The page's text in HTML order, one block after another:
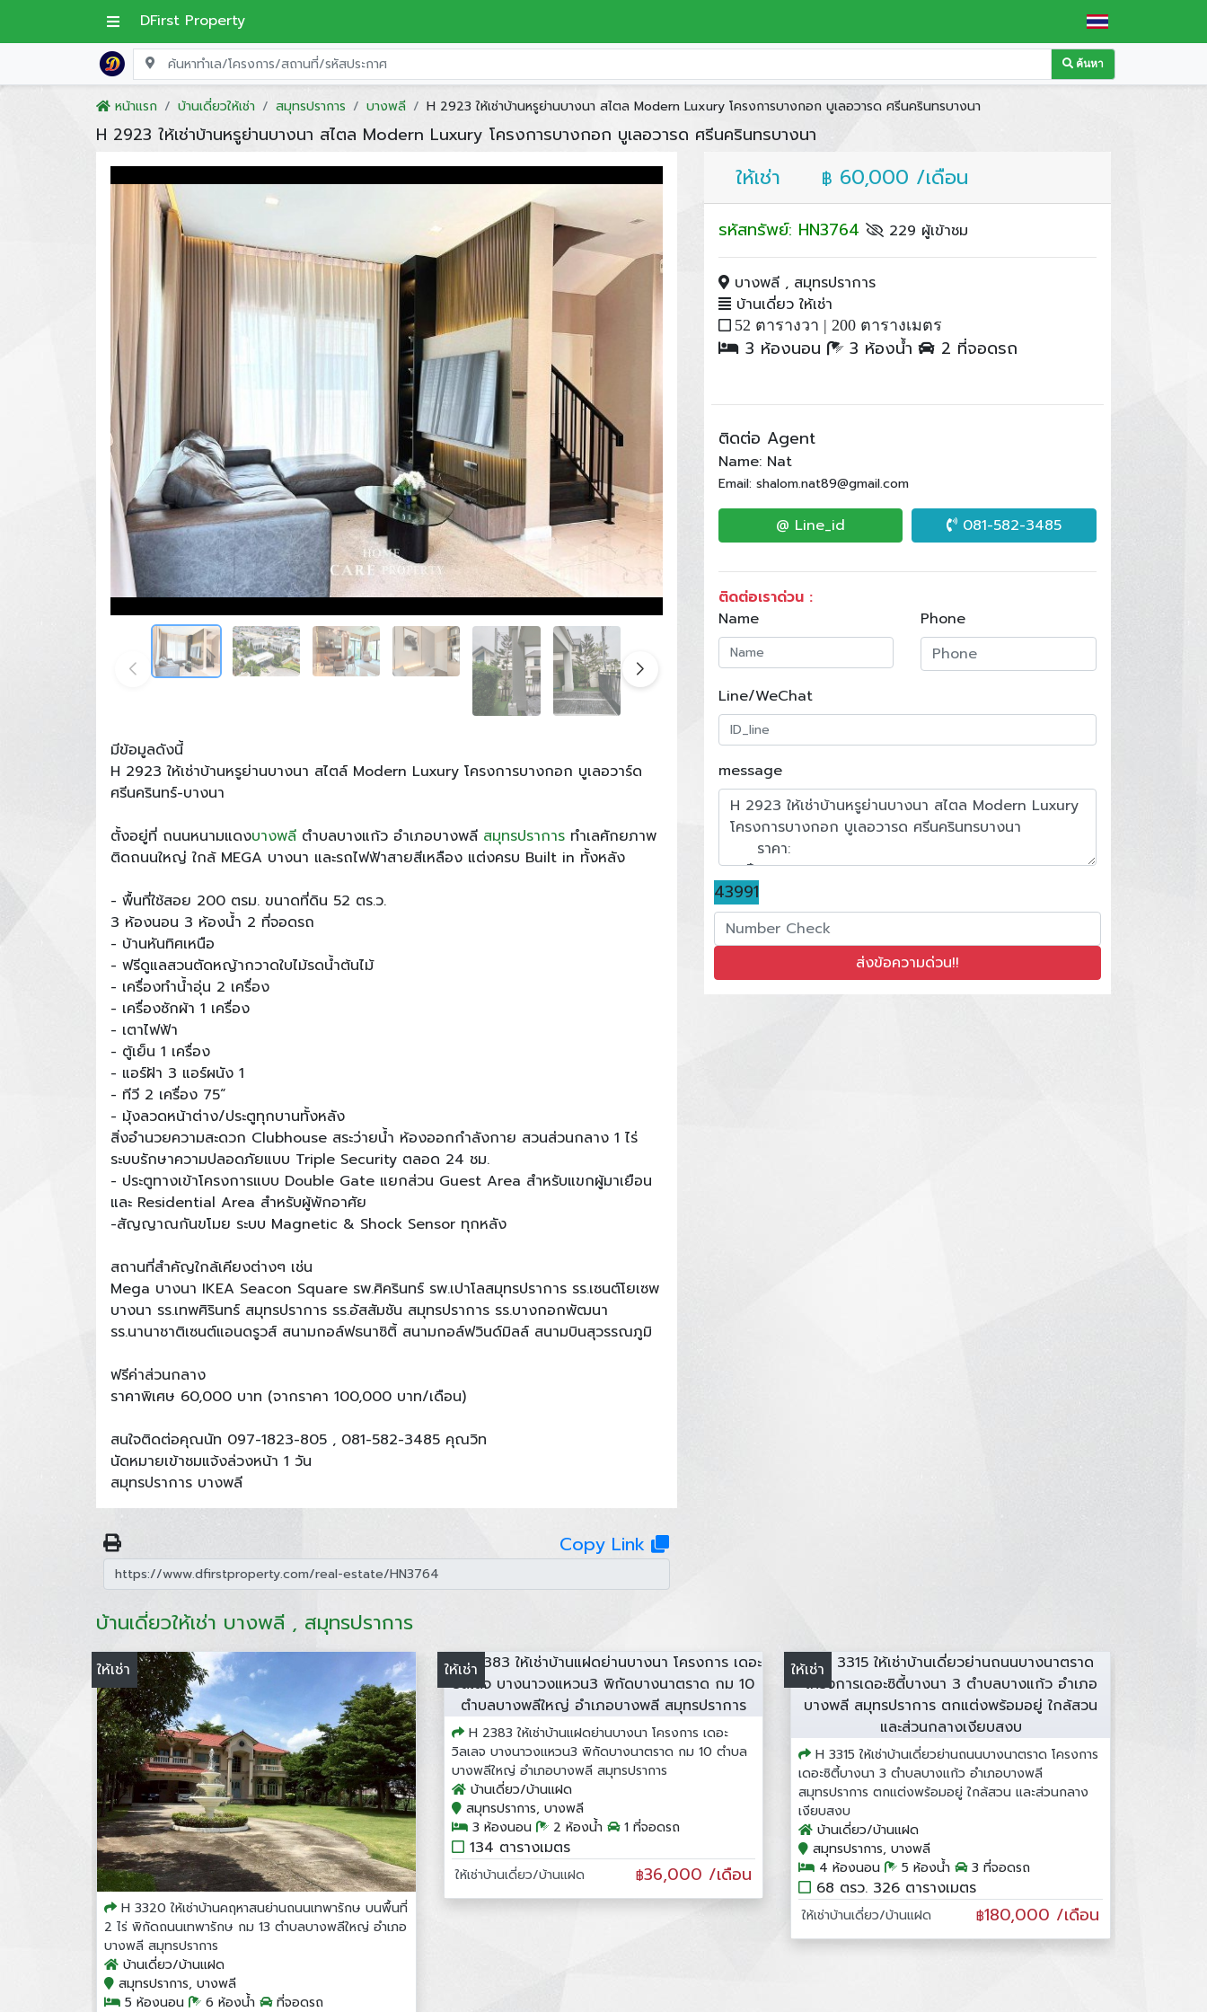
DFirst Property
ค้นหา
หน้าแรก บ้านเดี่ยวให้เช่า สมุทรปราการ บางพลี H 2923 ให้เช่าบ้านหรูย่านบางนา สไตล Modern Luxury โครงการบางกอก บูเลอวารด ศรีนครินทรบางนา
H 2923 ให้เช่าบ้านหรูย่านบางนา สไตล Modern Luxury โครงการบางกอก บูเลอวารด ศรีนครินทรบางนา
มีข้อมูลดังนี้
H 2923 ให้เช่าบ้านหรูย่านบางนา สไตล์ Modern Luxury โครงการบางกอก บูเลอวาร์ด
ศรีนครินทร์-บางนา
ตั้งอยู่ที่ ถนนหนามแดงบางพลีตำบลบางแก้ว อำเภอบางพลี สมุทรปราการทำเลศักยภาพ
ติดถนนใหญ่ ใกล้ MEGA บางนา และรถไฟฟ้าสายสีเหลือง แต่งครบ Built in ทั้งหลัง
- พื้นที่ใช้สอย 200 ตรม. ขนาดที่ดิน 52 ตร.ว.
3 ห้องนอน 3 ห้องน้ำ 2 ที่จอดรถ
- บ้านหันทิศเหนือ
- ฟรีดูแลสวนตัดหญ้ากวาดใบไม้รดน้ำต้นไม้
- เครื่องทำน้ำอุ่น 2 เครื่อง
- เครื่องซักผ้า 1 เครื่อง
- เตาไฟฟ้า
- ตู้เย็น 1 เครื่อง
- แอร์ฝ้า 3 แอร์ผนัง 1
- ทีวี 2 เครื่อง 75“
- มุ้งลวดหน้าต่าง/ประตูทุกบานทั้งหลัง
สิ่งอำนวยความสะดวก Clubhouse สระว่ายน้ำ ห้องออกกำลังกาย สวนส่วนกลาง 1 ไร่
ระบบรักษาความปลอดภัยแบบ Triple Security ตลอด 24 ชม.
- ประตูทางเข้าโครงการแบบ Double Gate แยกส่วน Guest Area สำหรับแขกผู้มาเยือน
และ Residential Area สำหรับผู้พักอาศัย
-สัญญาณกันขโมย ระบบ Magnetic & Shock Sensor ทุกหลัง
สถานที่สำคัญใกล้เคียงต่างๆ เช่น
Mega บางนา IKEA Seacon Square รพ.ศิครินทร์ รพ.เปาโลสมุทรปราการ รร.เซนต์โยเซพ
บางนา รร.เทพศิรินทร์ สมุทรปราการ รร.อัสสัมชัน สมุทรปราการ รร.บางกอกพัฒนา
รร.นานาชาติเซนต์แอนดรูวส์ สนามกอล์ฟธนาซิติ้ สนามกอล์ฟวินด์มิลล์ สนามบินสุวรรณภูมิ
ฟรีค่าส่วนกลาง
ราคาพิเศษ 60,000 บาท (จากราคา 100,000 บาท/เดือน)
สนใจติดต่อคุณนัท 097-1823-805 , 081-582-3485 คุณวิท
นัดหมายเข้าชมแจ้งล่วงหน้า 1 วัน
สมุทรปราการ บางพลี
Copy Link
ให้เช่า ฿ 60,000 /เดือน
รหัสทรัพย์: HN3764 229 ผู้เข้าชม
บางพลี , สมุทรปราการ
บ้านเดี่ยว ให้เช่า
52 ตารางวา | 200 ตารางเมตร
3 ห้องนอน 3 ห้องน้ำ 2 ที่จอดรถ
ติดต่อ Agent
Name: Nat
Email: shalom.nat89@gmail.com
@ Line_id 081-582-3485
ติดต่อเราด่วน :
Name
Phone
Line/WeChat
message
43991
บ้านเดี่ยวให้เช่า บางพลี , สมุทรปราการ
ให้เช่า
H 3320 ให้เช่าบ้านคฤหาสนย่านถนนเทพารักษ บนพื้นที่
2 ไร่ พิกัดถนนเทพารักษ กม 13 ตำบลบางพลีใหญ่ อำเภอ
บางพลี สมุทรปราการ
บ้านเดี่ยว/บ้านแฝด
สมุทรปราการ, บางพลี
5 ห้องนอน
6 ห้องน้ำ ที่จอดรถ
ให้เช่า
H 2383 ให้เช่าบ้านแฝดย่านบางนา โครงการ เดอะ
วิลเลจ บางนาวงแหวน3 พิกัดบางนาตราด กม 10 ตำบล
บางพลีใหญ่ อำเภอบางพลี สมุทรปราการ
บ้านเดี่ยว/บ้านแฝด
สมุทรปราการ, บางพลี
3 ห้องนอน
2 ห้องน้ำ 1 ที่จอดรถ
134 ตารางเมตร
ให้เช่าบ้านเดี่ยว/บ้านแฝด ฿36,000 /เดือน
ให้เช่า
H 3315 ให้เช่าบ้านเดี่ยวย่านถนนบางนาตราด โครงการ
เดอะซิตี้บางนา 3 ตำบลบางแก้ว อำเภอบางพลี
สมุทรปราการ ตกแต่งพร้อมอยู่ ใกล้สวน และส่วนกลาง
เงียบสงบ
บ้านเดี่ยว/บ้านแฝด
สมุทรปราการ, บางพลี
4 ห้องนอน
5 ห้องน้ำ 3 ที่จอดรถ
68 ตรว. 326 ตารางเมตร
ให้เช่าบ้านเดี่ยว/บ้านแฝด ฿180,000 /เดือน